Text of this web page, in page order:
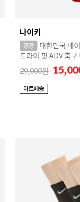
나이키
대한민국 베
드라이 핏 ADV 축구
29,000